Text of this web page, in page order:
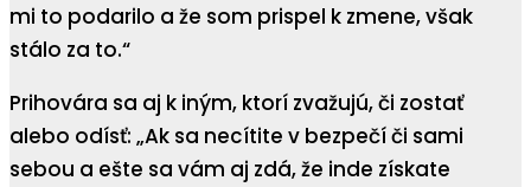
mi to podarilo a že som prispel k zmene, však
stálo za to.“
Prihovára sa aj k iným, ktorí zvažujú, či zostať
alebo odísť: „Ak sa necítite v bezpečí či sami
sebou a ešte sa vám aj zdá, že inde získate